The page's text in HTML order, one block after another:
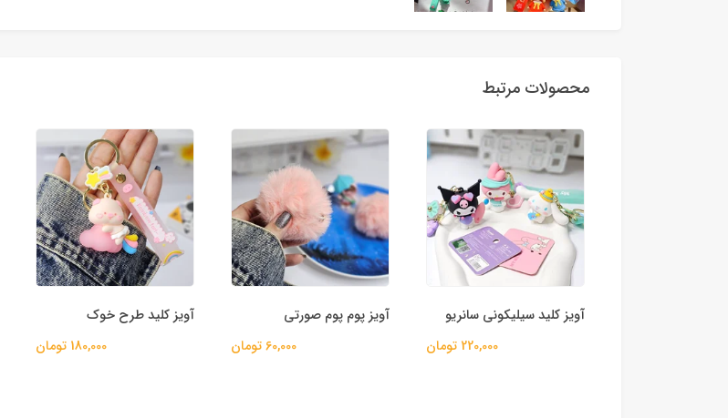
محصولات مرتبط
آویز کلید سیلیکونی سانریو
220,000 تومان
آویز پوم پوم صورتی
60,000 تومان
آویز کلید طرح خوک
180,000 تومان